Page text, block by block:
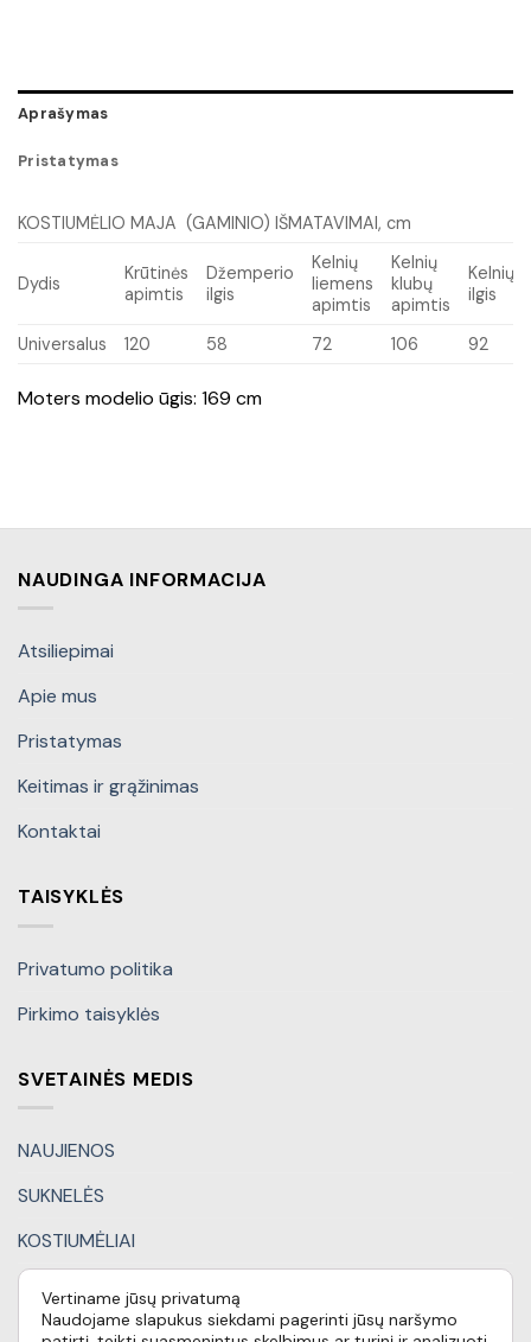
Aprašymas
Pristatymas
KOSTIUMĖLIO MAJA (GAMINIO) IŠMATAVIMAI, cm
Dydis
Krūtinės
apimtis
Džemperio
ilgis
Kelnių
liemens
apimtis
Kelnių
klubų
apimtis
Kelnių
ilgis
Universalus 120 58 72 106 92
Moters modelio ūgis: 169 cm
NAUDINGA INFORMACIJA
Atsiliepimai
Apie mus
Pristatymas
Keitimas ir grąžinimas
Kontaktai
TAISYKLĖS
Privatumo politika
Pirkimo taisyklės
SVETAINĖS MEDIS
NAUJIENOS
SUKNELĖS
KOSTIUMĖLIAI
KITI DRABUŽIAI
DOVANŲ KUPONAI
Vertiname jūsų privatumą
Naudojame slapukus siekdami pagerinti jūsų naršymo